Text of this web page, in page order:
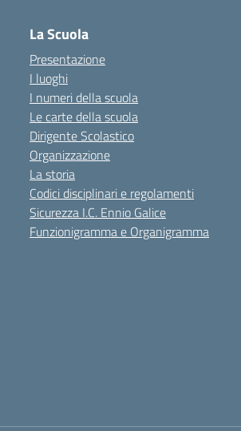
La Scuola
Presentazione
I luoghi
I numeri della scuola
Le carte della scuola
Dirigente Scolastico
Organizzazione
La storia
Codici disciplinari e regolamenti
Sicurezza I.C. Ennio Galice
Funzionigramma e Organigramma